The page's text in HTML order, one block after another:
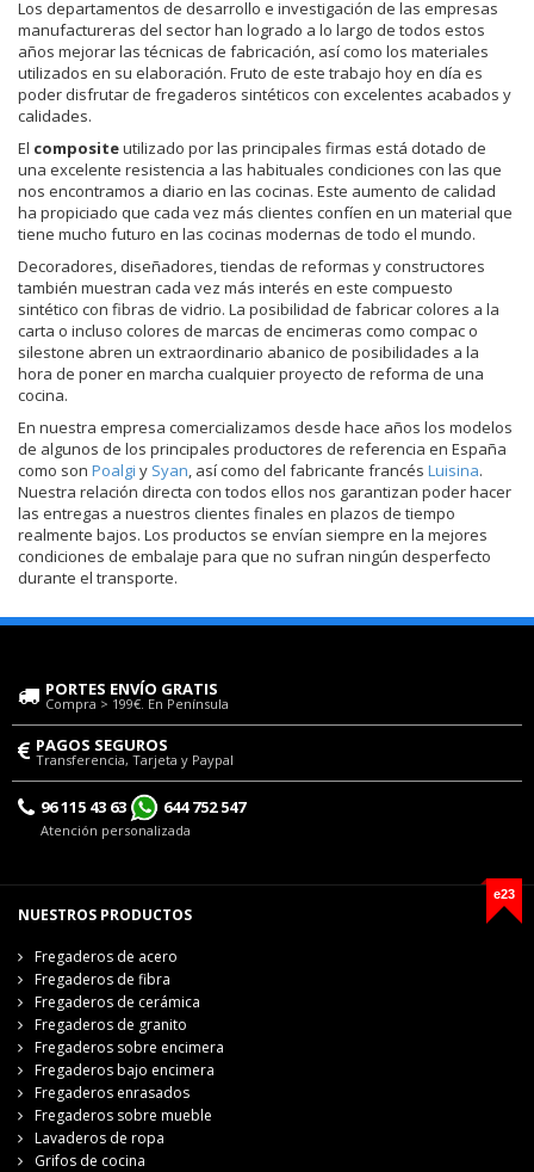
Los departamentos de desarrollo e investigación de las empresas
manufactureras del sector han logrado a lo largo de todos estos
años mejorar las técnicas de fabricación, así como los materiales
utilizados en su elaboración. Fruto de este trabajo hoy en día es
poder disfrutar de fregaderos sintéticos con excelentes acabados y
calidades.
El compositeutilizado por las principales firmas está dotado de
una excelente resistencia a las habituales condiciones con las que
nos encontramos a diario en las cocinas. Este aumento de calidad
ha propiciado que cada vez más clientes confíen en un material que
tiene mucho futuro en las cocinas modernas de todo el mundo.
Decoradores, diseñadores, tiendas de reformas y constructores
también muestran cada vez más interés en este compuesto
sintético con fibras de vidrio. La posibilidad de fabricar colores a la
carta o incluso colores de marcas de encimeras como compac o
silestone abren un extraordinario abanico de posibilidades a la
hora de poner en marcha cualquier proyecto de reforma de una
cocina.
En nuestra empresa comercializamos desde hace años los modelos
de algunos de los principales productores de referencia en España
como son Poalgi y Syan , así como del fabricante francés Luisina.
Nuestra relación directa con todos ellos nos garantizan poder hacer
las entregas a nuestros clientes finales en plazos de tiempo
realmente bajos. Los productos se envían siempre en la mejores
condiciones de embalaje para que no sufran ningún desperfecto
durante el transporte.
PORTES ENVÍO GRATIS
Compra > 199€. En Península
PAGOS SEGUROS
Transferencia, Tarjeta y Paypal
96 115 43 63 644 752 547
Atención personalizada
e23
NUESTROS PRODUCTOS
Fregaderos de acero
Fregaderos de fibra
Fregaderos de cerámica
Fregaderos de granito
Fregaderos sobre encimera
Fregaderos bajo encimera
Fregaderos enrasados
Fregaderos sobre mueble
Lavaderos de ropa
Grifos de cocina